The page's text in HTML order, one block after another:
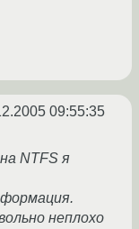
09:55:35
NTFS я
неплохо